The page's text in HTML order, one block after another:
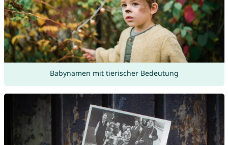
Babynamen mit tierischer Bedeutung